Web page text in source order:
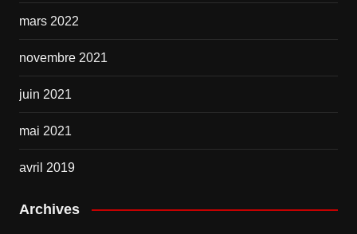
mars 2022
novembre 2021
juin 2021
mai 2021
avril 2019
Archives